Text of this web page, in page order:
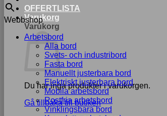
OFFERTLISTA
Varukorg
Varukorg
Du har inga produkter i varukorgen.
Gå tillbaka till butiken
Webbshop
Arbetsbord
Alla bord
Svets- och industribord
Fasta bord
Manuellt justerbara bord
Elektriskt justerbara bord
Mobila arbetsbord
Rostfria arbetsbord
Vinklingsbara bord